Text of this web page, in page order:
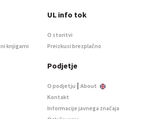
knjigarni
UL info tok
O storitvi
Preizkusi brezplačno
Podjetje
O podjetju | About
Kontakt
Informacije javnega značaja